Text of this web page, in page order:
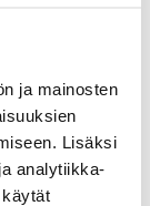
ja mainosten
Lisäksi
analytiikka-
eniten
peräti kuusi
top
-kappale
oli vuoden